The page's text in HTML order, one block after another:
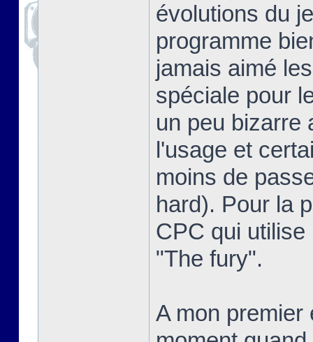
évolutions du
programme
jamais aimé
spéciale pour
un peu bizarre
l'usage et
moins de
hard). Pour la
CPC qui
"The fury".
A mon premier